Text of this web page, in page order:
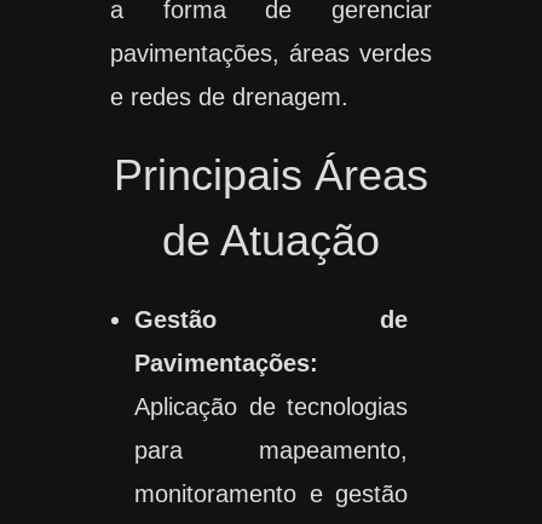
a forma de gerenciar
pavimentações, áreas verdes
e redes de drenagem.
Principais Áreas
de Atuação
Gestão de
Pavimentações:
Aplicação de tecnologias
para mapeamento,
monitoramento e gestão